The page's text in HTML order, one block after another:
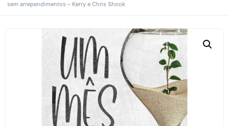
sem arrependimentos – Kerry e Chris Shook